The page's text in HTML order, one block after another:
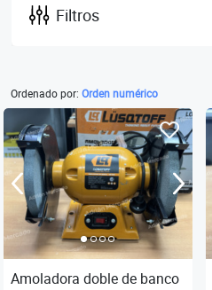
Filtros
Ordenado por: Orden numérico
Amoladora doble de banco